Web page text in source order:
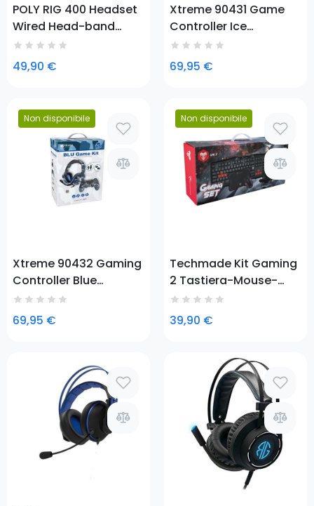
POLY RIG 400 Headset
Wired Head-band
Gaming Black, Orange
49,90 €
Xtreme 90431 Game
Controller Ice
Bluetooth Gamepad
Analogue / Digital
PlayStation 4
69,95 €
Non disponibile
Xtreme 90432 Gaming
Controller Blue
Bluetooth Gamepad
Analogue / Digital
PlayStation 4
69,95 €
Non disponibile
Prezzo
Techmade Kit Gaming
2 Tastiera-Mouse-
Cuffie-Pad
39,90 €